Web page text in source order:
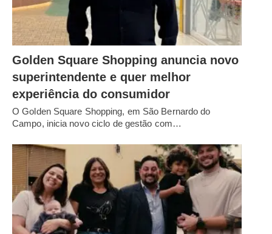
Golden Square Shopping anuncia novo
superintendente e quer melhor
experiência do consumidor
O Golden Square Shopping, em São Bernardo do
Campo, inicia novo ciclo de gestão com…